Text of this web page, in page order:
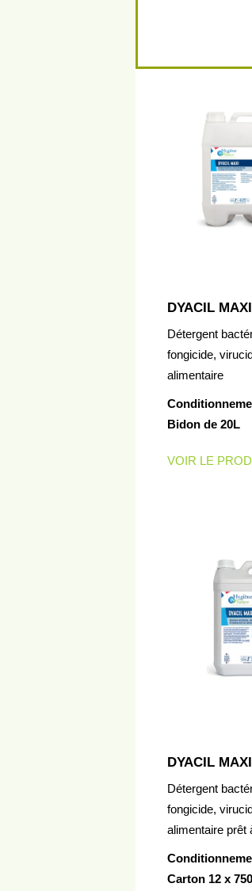
DYACIL MAXI
Détergent
fongicide,
alimentaire
Bidon de 20L
VOIR LE
DYACIL
Détergent
fongicide,
alimentaire prêt
Carton 12 x